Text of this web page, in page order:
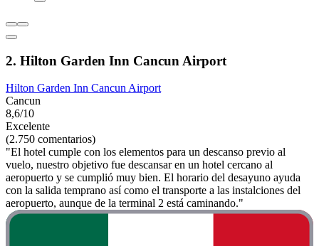
2. Hilton Garden Inn Cancun Airport
Hilton Garden Inn Cancun Airport
Cancun
8,6/10
Excelente
(2.750 comentarios)
"El hotel cumple con los elementos para un descanso previo al
vuelo, nuestro objetivo fue descansar en un hotel cercano al
aeropuerto y se cumplió muy bien. El horario del desayuno ayuda
con la salida temprano así como el transporte a las instalciones del
aeropuerto, aunque de la terminal 2 está caminando."